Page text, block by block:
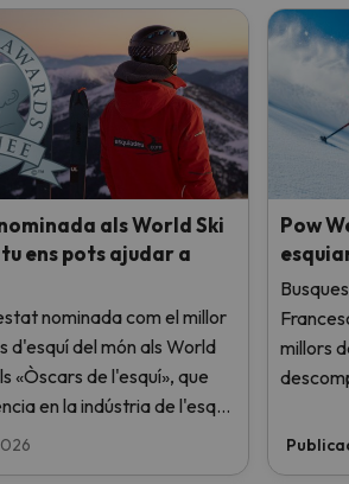
als World Ski
ens pots ajudar a
nominada com el millor
d'esquí del món als World
«Òscars de l'esquí», que
en la indústria de l'esquí.
arribar al capdamunt!
Pow
millors